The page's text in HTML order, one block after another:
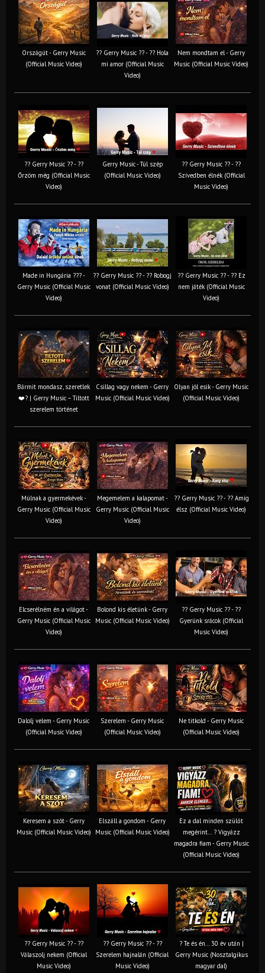
Országút - Gerry Music
(Official Music Video)
?? Gerry Music ?? - ?? Hola
mi amor (Official Music
Video)
Nem mondtam el - Gerry
Music (Official Music Video)
?? Gerry Music ?? - ??
Őrzöm még (Official Music
Video)
Gerry Music - Túl szép
(Official Music Video)
?? Gerry Music ?? - ??
Szívedben élnék (Official
Music Video)
Made in Hungária ??? -
Gerry Music (Official Music
Video)
?? Gerry Music ?? - ?? Robogj
vonat (Official Music Video)
?? Gerry Music ?? - ?? Ez
nem játék (Official Music
Video)
Bármit mondasz, szeretlek
❤️‍? | Gerry Music – Tiltott
szerelem történet
Csillag vagy nekem - Gerry
Music (Official Music Video)
Olyan jól esik - Gerry Music
(Official Music Video)
Múlnak a gyermekévek -
Gerry Music (Official Music
Video)
Megemelem a kalapomat -
Gerry Music (Official Music
Video)
?? Gerry Music ?? - ?? Amíg
élsz (Official Music Video)
Elcserélném én a világot -
Gerry Music (Official Music
Video)
Bolond kis életünk - Gerry
Music (Official Music Video)
?? Gerry Music ?? - ??
Gyerünk srácok (Official
Music Video)
Dalolj velem - Gerry Music
(Official Music Video)
Szerelem - Gerry Music
(Official Music Video)
Ne titkold - Gerry Music
(Official Music Video)
Keresem a szót - Gerry
Music (Official Music Video)
Elszáll a gondom - Gerry
Music (Official Music Video)
Ez a dal minden szülőt
megérint… ? Vigyázz
magadra fiam - Gerry Music
(Official Music Video)
?? Gerry Music ?? - ??
Válaszolj nekem (Official
Music Video)
?? Gerry Music ?? - ??
Szerelem hajnalán (Official
Music Video)
? Te és én… 30 év után |
Gerry Music (Nosztalgikus
magyar dal)